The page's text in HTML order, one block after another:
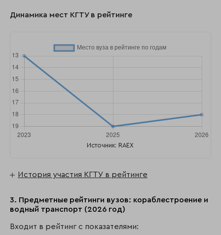
Динамика мест КГТУ в рейтинге
Источник: RAEX
История участия КГТУ в рейтинге
3. Предметные рейтинги вузов: кораблестроение и
водный транспорт (2026 год)
Входит в рейтинг с показателями: